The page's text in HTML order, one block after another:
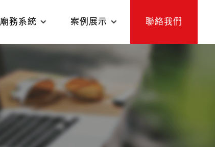
廟務系統 案例展示 聯絡我們